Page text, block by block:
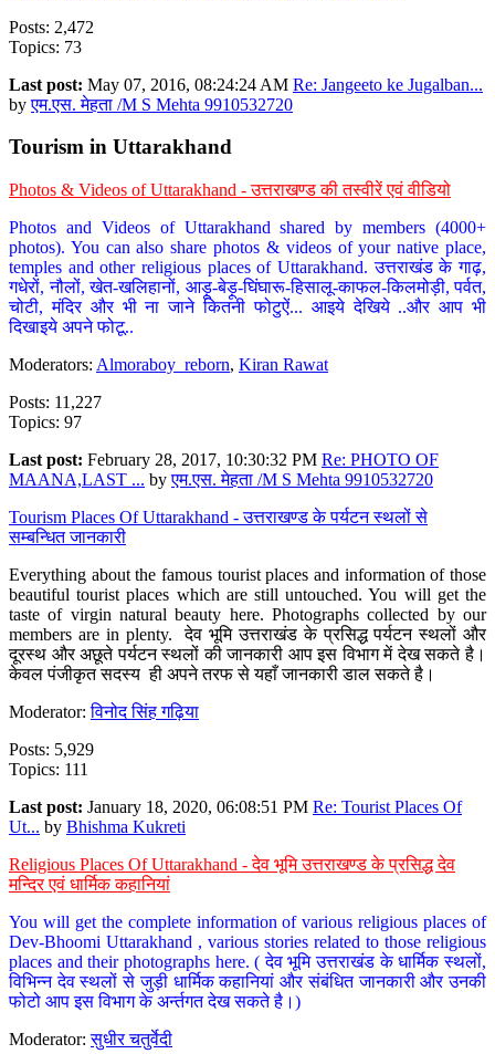
Posts: 2,472
Topics: 73
Last post: May 07, 2016, 08:24:24 AM Re: Jangeeto ke Jugalban...
byएम.एस. मेहता /M S Mehta 9910532720
Tourism in Uttarakhand
Photos & Videos of Uttarakhand - उत्तराखण्ड की तस्वीरें एवं वीडियो
Photos and Videos of Uttarakhand shared by members (4000+
photos). You can also share photos & videos of your native place,
temples and other religious places of Uttarakhand. उत्तराखंड के गाढ़,
गधेरों, नौलों, खेत-खलिहानों, आड़ू-बेड़ू-घिंघारू-हिसालू-काफल-किलमोड़ी, पर्वत,
चोटी, मंदिर और भी ना जाने कितनी फोटुऐं... आइये देखिये ..और आप भी
दिखाइये अपने फोटू..
Moderators: Almoraboy_reborn, Kiran Rawat
Posts: 11,227
Topics: 97
Last post: February 28, 2017, 10:30:32 PM Re: PHOTO OF
MAANA,LAST ... byएम.एस. मेहता /M S Mehta 9910532720
Tourism Places Of Uttarakhand - उत्तराखण्ड के पर्यटन स्थलों से
सम्बन्धित जानकारी
Everything about the famous tourist places and information of those
beautiful tourist places which are still untouched. You will get the
taste of virgin natural beauty here. Photographs collected by our
members are in plenty. देव भूमि उत्तराखंड के प्रसिद्ध पर्यटन स्थलों और
दूरस्थ और अछूते पर्यटन स्थलों की जानकारी आप इस विभाग में देख सकते है।
केवल पंजीकृत सदस्य ही अपने तरफ से यहाँ जानकारी डाल सकते है।
Moderator:विनोद सिंह गढ़िया
Posts: 5,929
Topics: 111
Last post: January 18, 2020, 06:08:51 PM Re: Tourist Places Of
Ut... by Bhishma Kukreti
Religious Places Of Uttarakhand - देव भूमि उत्तराखण्ड के प्रसिद्ध देव
मन्दिर एवं धार्मिक कहानियां
You will get the complete information of various religious places of
Dev-Bhoomi Uttarakhand , various stories related to those religious
places and their photographs here. ( देव भूमि उत्तराखंड के धार्मिक स्थलों,
विभिन्न देव स्थलों से जुड़ी धार्मिक कहानियां और संबंधित जानकारी और उनकी
फोटो आप इस विभाग के अर्न्तगत देख सकते है।)
Moderator:सुधीर चतुर्वेदी